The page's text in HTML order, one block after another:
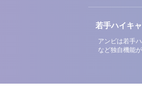
若手ハイキ
アンビは若手
など独自機能